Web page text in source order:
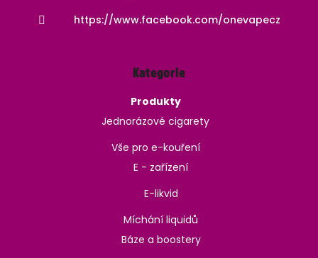
https://www.facebook.com/onevapecz
Kategorie
Produkty
Jednorázové cigarety
Vše pro e-kouření
E - zařízení
E-likvid
Míchání liquidů
Báze a boostery